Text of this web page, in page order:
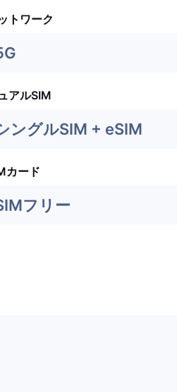
トワーク
アルSIM
ングルSIM + eSIM
カード
フリー